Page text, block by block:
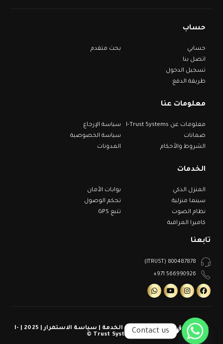
حساب
حسابي
اتصل بنا
تسجيل الدخول
طريقة الدفع
بحث متقدم
معلومات عنا
معلومات عن I-Trust Systems
ضمانات
الشروط والأحكام
سياسة الإرجاع
سياسة الخصوصية
المدونات
الخدمات
المنزل الذكي
سينما منزلية
نظام الصوت
كاميرا المراقبة
بوابات الأمان
تحكم الوصول
تتبع GPS
تابعنا
800487878 (ITRUST)
566990926 971+
كل الحقوق محفوظة | شروط الخدمة | سياسة الاستمرار | 2025 | I-
Trust Systems ©Contact us